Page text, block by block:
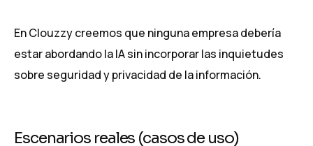
En Clouzzy creemos que ninguna empresa debería
estar abordando la IA sin incorporar las inquietudes
sobre seguridad y privacidad de la información.
Escenarios reales (casos de uso)